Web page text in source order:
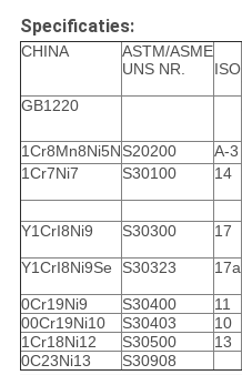
Specificaties:
CHINA
ASTM/ASME
UNS NR.
ISO
GB1220
1Cr8Mn8Ni5NS20200 A-3
1Cr7Ni7
S30100 14
Y1CrI8Ni9 S30300 17
Y1CrI8Ni9Se S30323 17a
0Cr19Ni9 S30400 11
00Cr19Ni10
S30403 10
1Cr18Ni12
S30500 13
0C23Ni13
S30908